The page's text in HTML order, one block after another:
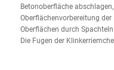
Betonoberfläche
Oberflächenvorbereitung
Oberflächen durch
Die Fugen der